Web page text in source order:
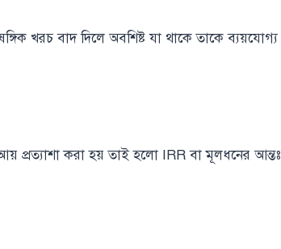
খরচ বাদ দিলে অবশিষ্ট যা থাকে তাকে ব্যয়যোগ্য
প্রত্যাশা করা হয় তাই হলো IRR বা মূলধনের আন্তঃ